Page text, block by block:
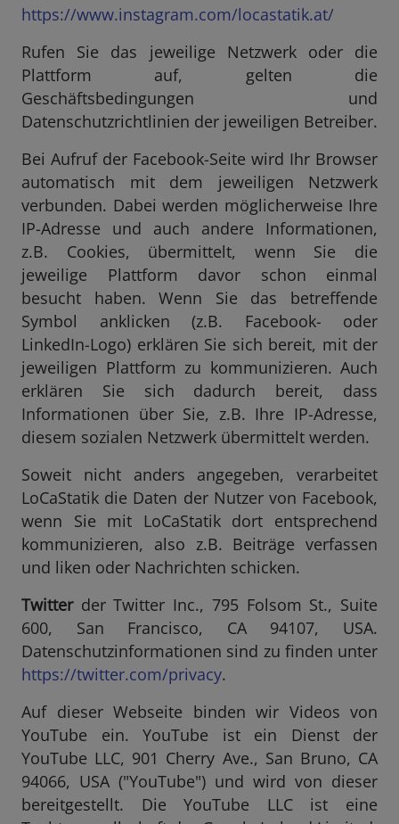
https://www.instagram.com/locastatik.at/
Rufen Sie das jeweilige Netzwerk oder die
Plattform auf, gelten die
Geschäftsbedingungen und
Datenschutzrichtlinien der jeweiligen Betreiber.
Bei Aufruf der Facebook-Seite wird Ihr Browser
automatisch mit dem jeweiligen Netzwerk
verbunden. Dabei werden möglicherweise Ihre
IP-Adresse und auch andere Informationen,
z.B. Cookies, übermittelt, wenn Sie die
jeweilige Plattform davor schon einmal
besucht haben. Wenn Sie das betreffende
Symbol anklicken (z.B. Facebook- oder
LinkedIn-Logo) erklären Sie sich bereit, mit der
jeweiligen Plattform zu kommunizieren. Auch
erklären Sie sich dadurch bereit, dass
Informationen über Sie, z.B. Ihre IP-Adresse,
diesem sozialen Netzwerk übermittelt werden.
Soweit nicht anders angegeben, verarbeitet
LoCaStatik die Daten der Nutzer von Facebook,
wenn Sie mit LoCaStatik dort entsprechend
kommunizieren, also z.B. Beiträge verfassen
und liken oder Nachrichten schicken.
Twitterder Twitter Inc., 795 Folsom St., Suite
600, San Francisco, CA 94107, USA.
Datenschutzinformationen sind zu finden unter
https://twitter.com/privacy.
Auf dieser Webseite binden wir Videos von
YouTube ein. YouTube ist ein Dienst der
YouTube LLC, 901 Cherry Ave., San Bruno, CA
94066, USA ("YouTube") und wird von dieser
bereitgestellt. Die YouTube LLC ist eine